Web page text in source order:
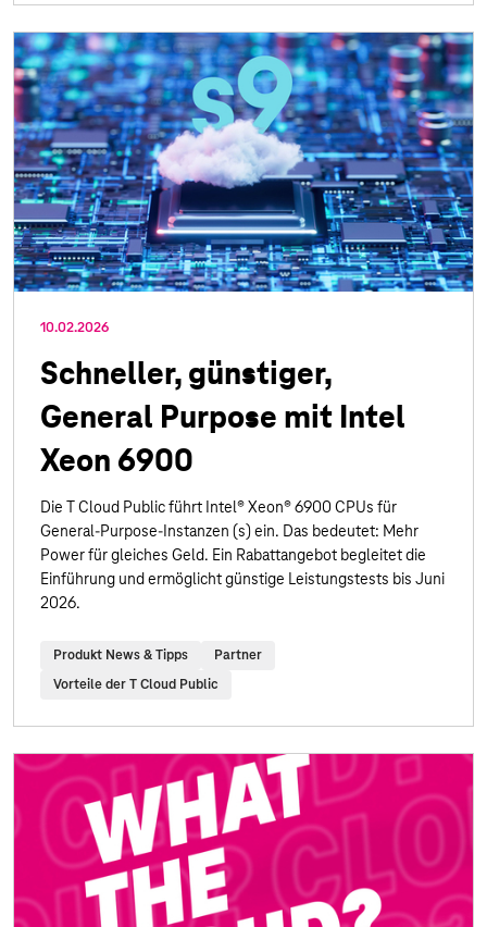
10.02.2026
Schneller, günstiger,
General Purpose mit Intel
Xeon 6900
Die T Cloud Public führt Intel® Xeon® 6900 CPUs für
General-Purpose-Instanzen (s) ein. Das bedeutet: Mehr
Power für gleiches Geld. Ein Rabattangebot begleitet die
Einführung und ermöglicht günstige Leistungstests bis Juni
2026.
Produkt News & Tipps
Partner
Vorteile der T Cloud Public